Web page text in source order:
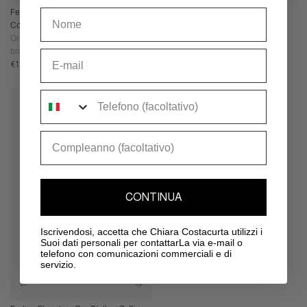
Fedina Puzzle in Oro Rosa e Zaffiri
Colorati
Oro rosa 14kt - Zaffiri colorati taglio
brillante
Prezzo
€1.900,00
Oro rosa 18kt - Zaffiri colorati taglio
brillante
CONTINUA
Iscrivendosi, accetta che Chiara Costacurta utilizzi i
Suoi dati personali per contattarLa via e-mail o
telefono con comunicazioni commerciali e di
servizio.